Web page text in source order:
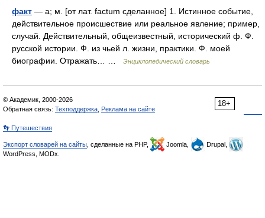
факт — а; м. [от лат. factum сделанное] 1. Истинное событие,
действительное происшествие или реальное явление; пример,
случай. Действительный, общеизвестный, исторический ф. Ф.
русской истории. Ф. из чьей л. жизни, практики. Ф. моей
биографии. Отражать… …
Энциклопедический словарь
18+
© Академик, 2000-2026
Обратная связь: Техподдержка Реклама на сайте
👣 Путешествия
Экспорт словарей на сайты , сделанные на PHP, Joomla,
Drupal,
WordPress, MODx.